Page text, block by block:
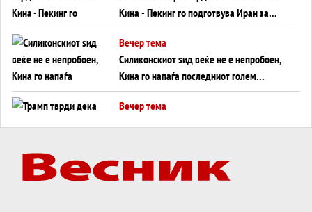
Кина - Пекинг го подготвува Иран за
американска копнена инвазија
Вечер тема
Силиконскиот ѕид веќе не е непробоен,
Кина го напаѓа последниот голем
монопол на Западот?
Вечер тема
Вечер тема
ДЛАБОКО УДОЛУ: Сметководствените